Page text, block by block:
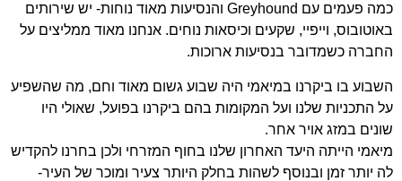
כמה פעמים עם Greyhound והנסיעות מאוד נוחות- יש שירותים
באוטובוס, וייפיי, שקעים וכיסאות נוחים. אנחנו מאוד ממליצים על
החברה כשמדובר בנסיעות ארוכות.
השבוע בו ביקרנו במיאמי היה שבוע גשום מאוד וחם, מה שהשפיע
על התכניות שלנו ועל המקומות בהם ביקרנו בפועל, שאולי היו
שונים במזג אויר אחר.
מיאמי הייתה היעד האחרון שלנו בחוף המזרחי ולכן בחרנו להקדיש
לה יותר זמן ובנוסף לשהות בחלק היותר צעיר ומוכר של העיר-